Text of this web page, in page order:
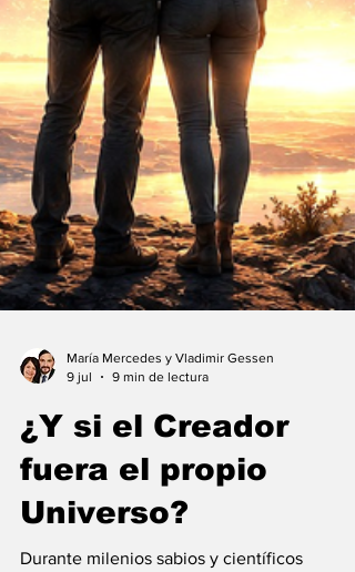
María Mercedes y Vladimir Gessen
¿Y si el Creador